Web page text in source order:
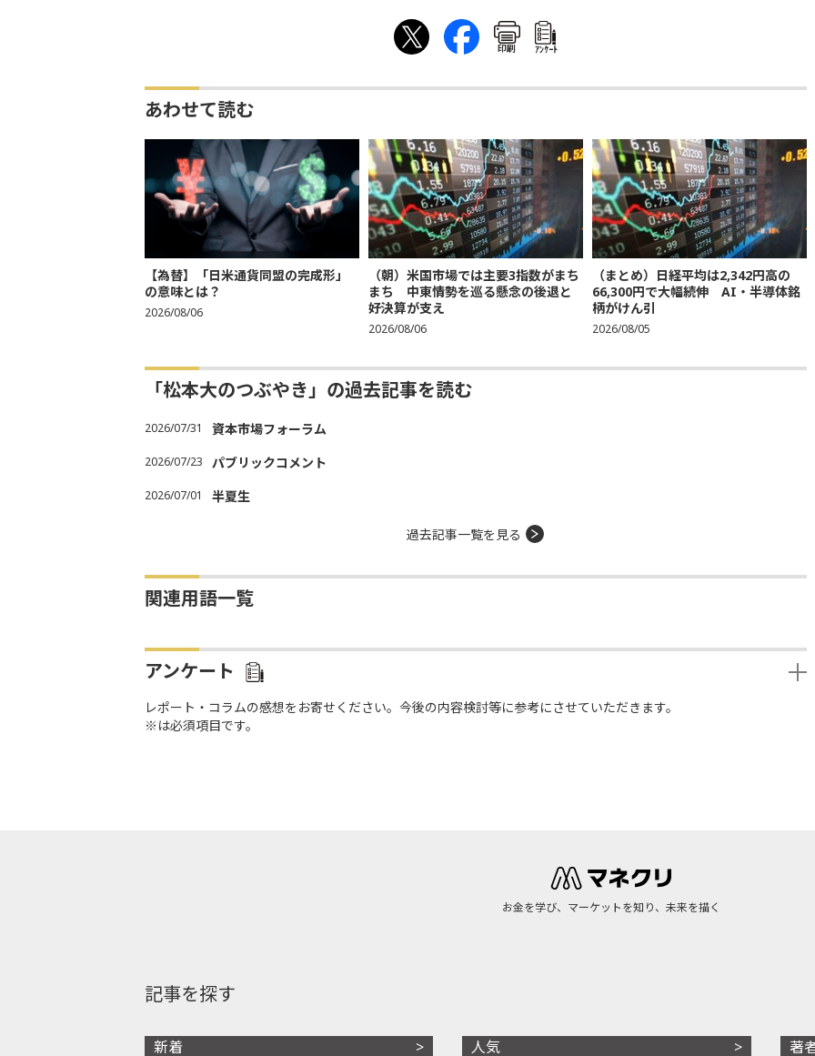
印刷 ｱﾝｹｰﾄ
あわせて読む
【為替】「日米通貨同盟の完成形」
の意味とは？
2026/08/06
（朝）米国市場では主要3指数がまち
まち 中東情勢を巡る懸念の後退と
好決算が支え
2026/08/06
（まとめ）日経平均は2,342円高の
66,300円で大幅続伸 AI・半導体銘
柄がけん引
2026/08/05
「松本大のつぶやき」の過去記事を読む
2026/07/31 資本市場フォーラム
2026/07/23 パブリックコメント
2026/07/01 半夏生
過去記事一覧を見る
関連用語一覧
アンケート
レポート・コラムの感想をお寄せください。今後の内容検討等に参考にさせていただきます。
※は必須項目です。
お金を学び、マーケットを知り、未来を描く
記事を探す
新着 人気 著